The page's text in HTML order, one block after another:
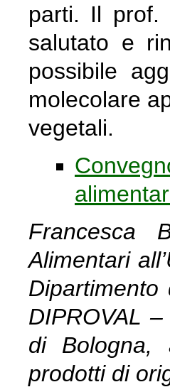
parti. Il prof.
salutato e
possibile
molecolare
vegetali.
Francesca
Alimentari
Dipartimento
DIPROVAL
di Bologna,
prodotti di